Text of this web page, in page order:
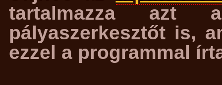
tartalmazza azt
pályaszerkesztőt is,
ezzel a programmal